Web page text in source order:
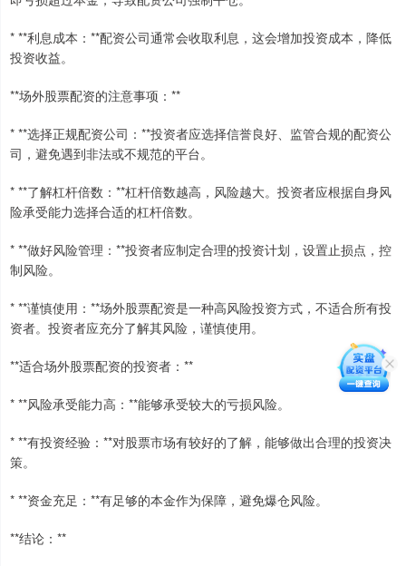
* **利息成本：**配资公司通常会收取利息，这会增加投资成本，降低
投资收益。
**场外股票配资的注意事项：**
* **选择正规配资公司：**投资者应选择信誉良好、监管合规的配资公
司，避免遇到非法或不规范的平台。
* **了解杠杆倍数：**杠杆倍数越高，风险越大。投资者应根据自身风
险承受能力选择合适的杠杆倍数。
* **做好风险管理：**投资者应制定合理的投资计划，设置止损点，控
制风险。
* **谨慎使用：**场外股票配资是一种高风险投资方式，不适合所有投
资者。投资者应充分了解其风险，谨慎使用。
**适合场外股票配资的投资者：**
* **风险承受能力高：**能够承受较大的亏损风险。
* **有投资经验：**对股票市场有较好的了解，能够做出合理的投资决
策。
* **资金充足：**有足够的本金作为保障，避免爆仓风险。
**结论：**